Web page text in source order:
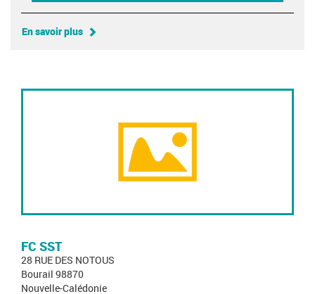
En savoir plus
FC SST
28 RUE DES NOTOUS
Bourail 98870
Nouvelle-Calédonie